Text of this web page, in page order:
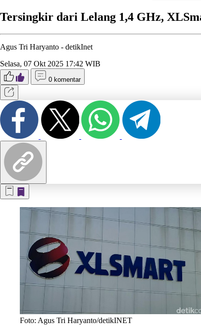
Tersingkir dari Lelang 1,4 GHz,
Agus Tri Haryanto - detikInet
Selasa, 07 Okt 2025 17:42 WIB
0 komentar
Foto: Agus Tri Haryanto/detikINET